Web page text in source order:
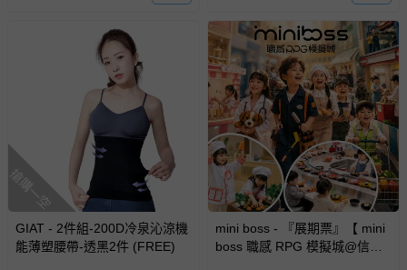
搶購一空
GIAT - 2件組-200D冷泉沁涼機
能薄塑腰帶-透黑2件 (FREE)
mini boss - 『展期票』【 mini
boss 職感 RPG 模擬城@信義